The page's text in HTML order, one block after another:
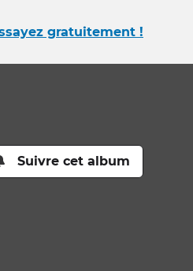
gratuitement !
Suivre cet album